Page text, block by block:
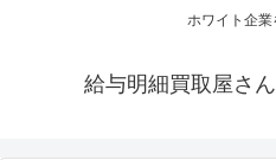
ホワイト企業
給与明細買取屋さ